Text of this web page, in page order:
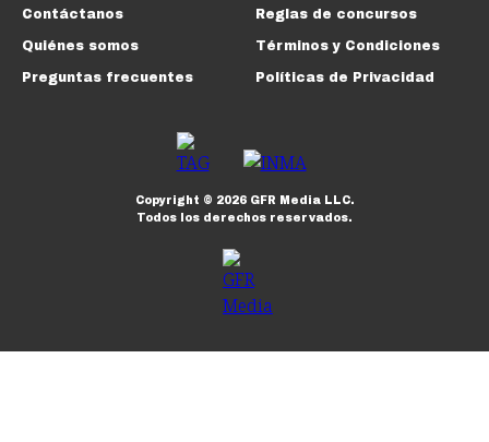
Contáctanos
Quiénes somos
Preguntas frecuentes
Reglas de concursos
Términos y Condiciones
Políticas de Privacidad
Copyright © 2026GFR Media LLC.
Todos los derechos reservados.